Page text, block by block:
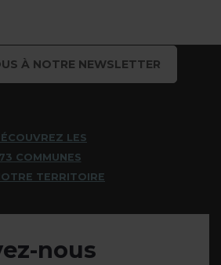
À NOTRE NEWSLETTER
LES
73 COMMUNES
TERRITOIRE
nous